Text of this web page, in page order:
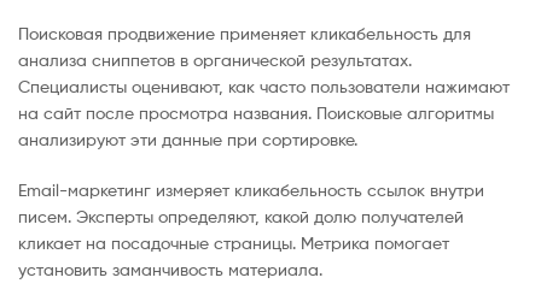
Поисковая продвижение применяет кликабельность для
анализа сниппетов в органической результатах.
Специалисты оценивают, как часто пользователи нажимают
на сайт после просмотра названия. Поисковые алгоритмы
анализируют эти данные при сортировке.
Email-маркетинг измеряет кликабельность ссылок внутри
писем. Эксперты определяют, какой долю получателей
кликает на посадочные страницы. Метрика помогает
установить заманчивость материала.